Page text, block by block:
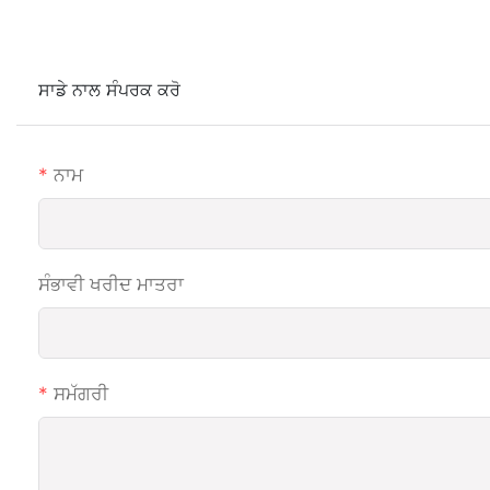
ਸਾਡੇ ਨਾਲ ਸੰਪਰਕ ਕਰੋ
ਨਾਮ
ਸੰਭਾਵੀ ਖਰੀਦ ਮਾਤਰਾ
ਸਮੱਗਰੀ